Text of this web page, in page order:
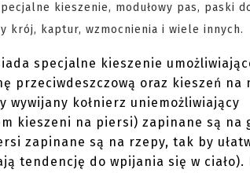
kieszenie, modułowy pas, paski
krój, kaptur, wzmocnienia i wiele innych.
specjalne kieszenie
przeciwdeszczową oraz kieszeń na
kołnierz uniemożliwiający
kieszeni na piersi) zapinane są na
zapinane są na rzepy, tak by
tendencję do wpijania się w ciało).